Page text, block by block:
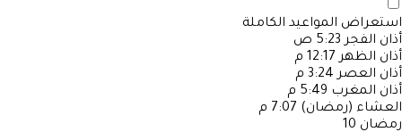
استعراض المواعيد الكاملة
أذان الفجر 5:23 ص
أذان الظهر 12:17 م
أذان العصر 3:24 م
أذان المغرب 5:49 م
العشاء (رمضان) 7:07 م
رمضان 10